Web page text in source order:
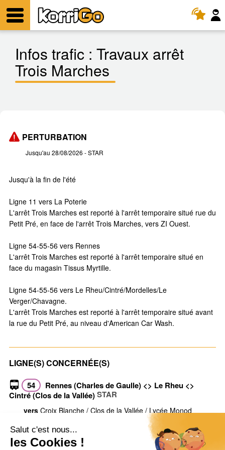
Menu
Infos trafic : Travaux arrêt
Trois Marches
PERTURBATION
Jusqu'au 28/08/2026 - STAR
Jusqu'à la fin de l'été
Ligne 11 vers La Poterie
L'arrêt Trois Marches est reporté à l'arrêt temporaire situé rue du
Petit Pré, en face de l'arrêt Trois Marches, vers ZI Ouest.
Ligne 54-55-56 vers Rennes
L'arrêt Trois Marches est reporté à l'arrêt temporaire situé en
face du magasin Tissus Myrtille.
Ligne 54-55-56 vers Le Rheu/Cintré/Mordelles/Le
Verger/Chavagne.
L'arrêt Trois Marches est reporté à l'arrêt temporaire situé avant
la rue du Petit Pré, au niveau d'American Car Wash.
LIGNE(S) CONCERNÉE(S)
54
Rennes (Charles de Gaulle) <> Le Rheu <>
Cintré (Clos de la Vallée)STAR
vers Croix Blanche / Clos de la Vallée / Lycée Monod
Voir toutes les infos trafic